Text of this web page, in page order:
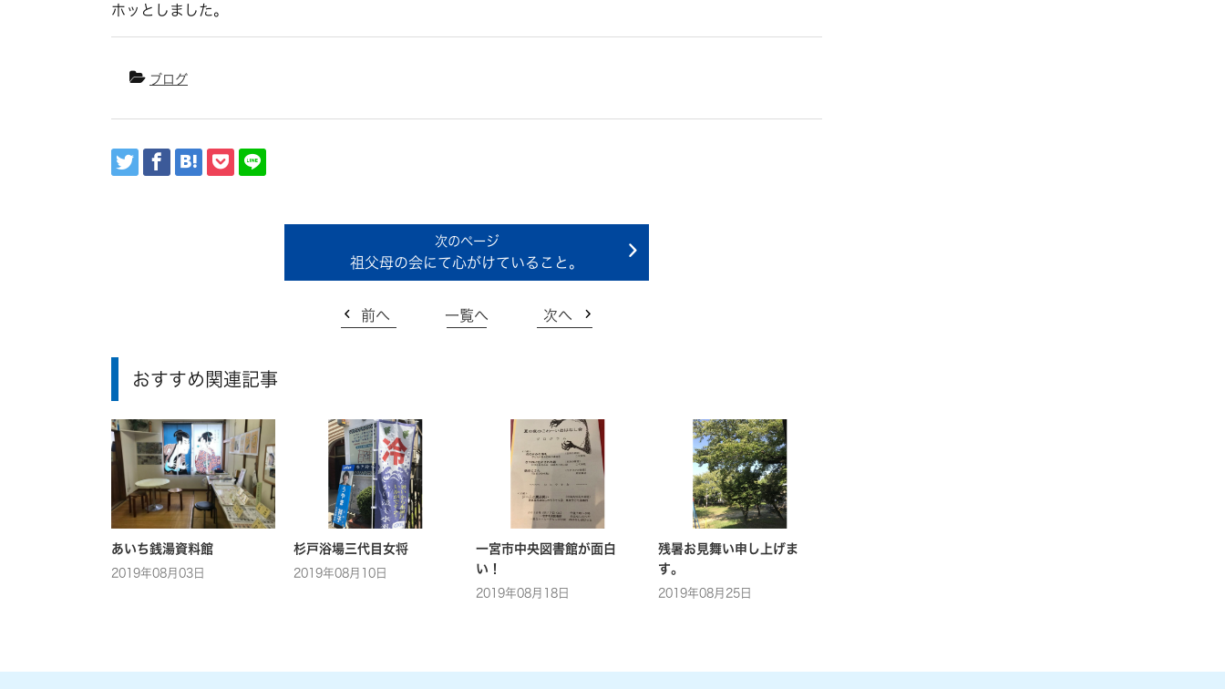
ホッとしました。
ブログ
祖父母の会にて心がけていること。
前へ 一覧へ 次へ
おすすめ関連記事
あいち銭湯資料館
2019年08月03日
杉戸浴場三代目女将
2019年08月10日
一宮市中央図書館が面白
い！
2019年08月18日
残暑お見舞い申し上げま
す。
2019年08月25日